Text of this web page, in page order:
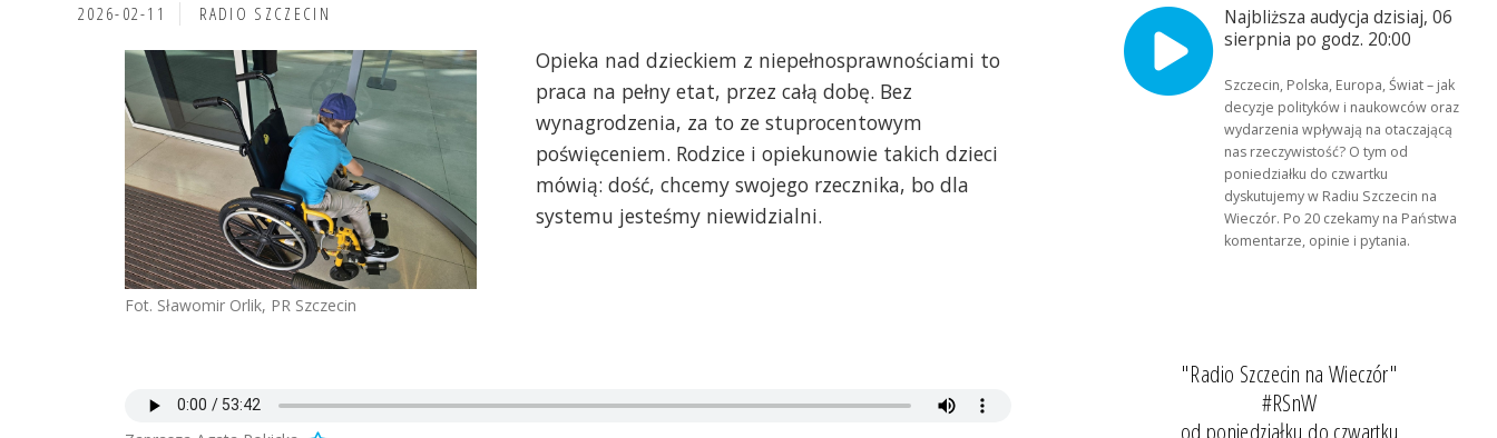
2026-02-11 RADIO SZCZECIN
Fot. Sławomir Orlik, PR Szczecin
Opieka nad dzieckiem z niepełnosprawnościami to
praca na pełny etat, przez całą dobę. Bez
wynagrodzenia, za to ze stuprocentowym
poświęceniem. Rodzice i opiekunowie takich dzieci
mówią: dość, chcemy swojego rzecznika, bo dla
systemu jesteśmy niewidzialni.
Najbliższa audycja dzisiaj, 06
sierpnia po godz. 20:00
Szczecin, Polska, Europa, Świat – jak
decyzje polityków i naukowców oraz
wydarzenia wpływają na otaczającą
nas rzeczywistość? O tym od
poniedziałku do czwartku
dyskutujemy w Radiu Szczecin na
Wieczór. Po 20 czekamy na Państwa
komentarze, opinie i pytania.
"Radio Szczecin na Wieczór"
#RSnW
od poniedziałku do czwartku